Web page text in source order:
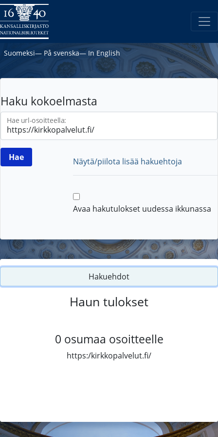
Suomeksi― På svenska― In English
Haku kokoelmasta
Hae url-osoitteella:
Näytä/piilota lisää hakuehtoja
Avaa hakutulokset uudessa ikkunassa
Hakuehdot
Haun tulokset
0 osumaa osoitteelle
https:/kirkkopalvelut.fi/